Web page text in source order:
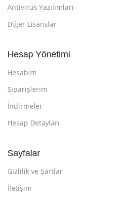
Antivirüs Yazılımları
Diğer Lisanslar
Hesap Yönetimi
Hesabım
Siparişlerim
İndirmeler
Hesap Detayları
Sayfalar
Gizlilik ve Şartlar
İletişim